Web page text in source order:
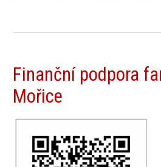
Finanční podpora
Mořice